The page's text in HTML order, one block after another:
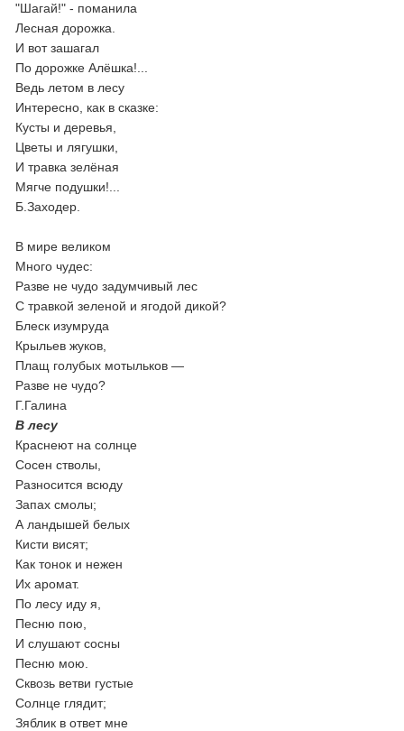
"Шагай!" - поманила
Лесная дорожка.
И вот зашагал
По дорожке Алёшка!...
Ведь летом в лесу
Интересно, как в сказке:
Кусты и деревья,
Цветы и лягушки,
И травка зелёная
Мягче подушки!...
Б.Заходер.
В мире великом
Много чудес:
Разве не чудо задумчивый лес
С травкой зеленой и ягодой дикой?
Блеск изумруда
Крыльев жуков,
Плащ голубых мотыльков —
Разве не чудо?
Г.Галина
В лесу
Краснеют на солнце
Сосен стволы,
Разносится всюду
Запах смолы;
А ландышей белых
Кисти висят;
Как тонок и нежен
Их аромат.
По лесу иду я,
Песню пою,
И слушают сосны
Песню мою.
Сквозь ветви густые
Солнце глядит;
Зяблик в ответ мне